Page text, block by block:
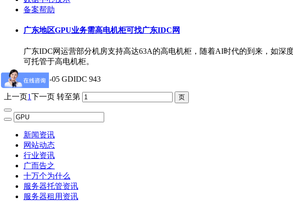
备案帮助
广东地区GPU业务需高电机柜可找广东IDC网
广东IDC网运营部分机房支持高达63A的高电机柜，随着AI时代的到来，如深
可托管于高电机柜。
2019-12-05 GDIDC 943
上一页1下一页 转至第
新闻资讯
网站动态
行业资讯
广而告之
十万个为什么
服务器托管资讯
服务器租用资讯